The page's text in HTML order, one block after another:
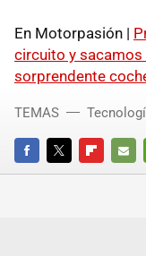
En Motorpasión |
circuito y
sorprendente
FACEBOOKTWITTERFLIPBOARD
E-
TEMAS